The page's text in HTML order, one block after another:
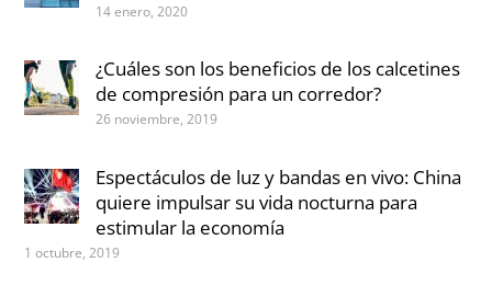
14 enero, 2020
¿Cuáles son los beneficios de los calcetines
de compresión para un corredor?
26 noviembre, 2019
Espectáculos de luz y bandas en vivo: China
quiere impulsar su vida nocturna para
estimular la economía
1 octubre, 2019